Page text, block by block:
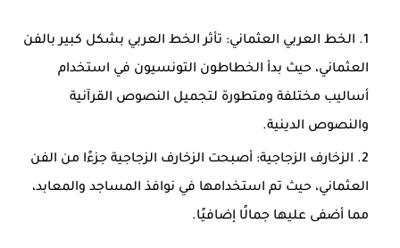
الخط العربي العثماني: تأثر الخط العربي بشكل كبير بالفن
العثماني، حيث بدأ الخطاطون التونسيون في استخدام
أساليب مختلفة ومتطورة لتجميل النصوص القرآنية
والنصوص الدينية.
الزخارف الزجاجية: أصبحت الزخارف الزجاجية جزءًا من الفن
العثماني، حيث تم استخدامها في نوافذ المساجد والمعابد،
مما أضفى عليها جمالًا إضافيًا.